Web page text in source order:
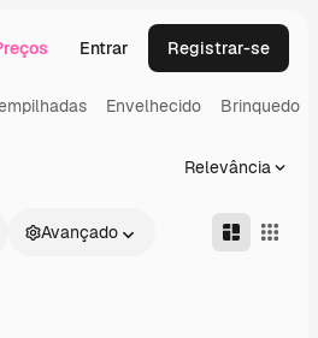
imagemEntrar Registrar-se
Envelhecido Brinquedo
Relevância
Avançado